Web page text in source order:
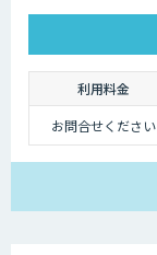
ます。
利用料金
お問合せください